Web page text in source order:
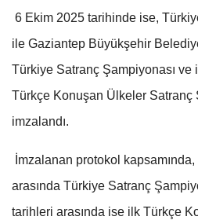
6 Ekim 2025 tarihinde ise,
ile Gaziantep Büyükşehir
Türkiye Satranç Şampiyonası
Türkçe Konuşan Ülkeler Satranç
imzalandı.
İmzalanan protokol
arasında Türkiye Satranç
tarihleri arasında ise ilk Türkçe